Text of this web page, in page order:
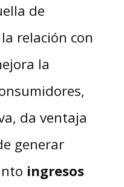
de
relación con
la
da ventaja
generar
ingresos